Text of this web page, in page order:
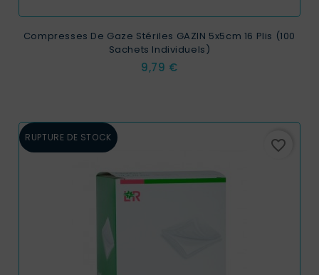
Compresses De Gaze Stériles GAZIN 5x5cm 16 Plis (100
Sachets Individuels)
Prix
9,79 €
RUPTURE DE STOCK favorite_border